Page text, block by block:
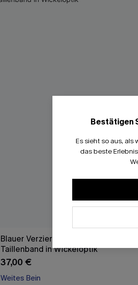
Blauer Verzierter Kurzarm Romper mit
Taillenband in Wickeloptik
37,00 €
Weites Bein
Bestätigen
Es sieht so aus, als
das beste